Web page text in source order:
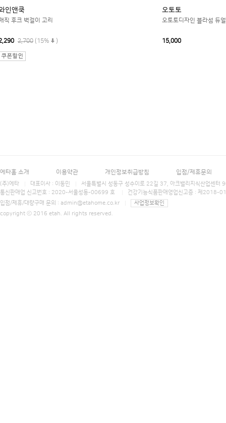
인앤쿡
직 후크 벽걸이 고리
2,700 (15% )
오토토
오토토디자인 블라섬 듀
15,000
에타홈 소개 이용약관 개인정보취급방침 입점/제휴문의
(주)에타 대표이사 : 이동민
서울특별시 성동구 성수이로 22길 37, 아크밸리지식산업
통신판매업 신고번호 : 2020-서울성동-00699 호
건강기능식품판매영업신고증 : 제2018-
입점/제휴/대량구매 문의 : admin@etahome.co.kr
사업정보확인
copyright ⓒ 2016 etah. All rights reserved.